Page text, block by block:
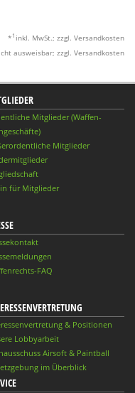
* 1 inkl. MwSt.; zzgl. Versandkosten
ausweisbar; zzgl. Versandkosten
Mitglieder (Waffen-
Mitglieder
für Mitglieder
FAQ
& Positionen
Lobbyarbeit
Airsoft & Paintball
im Überblick